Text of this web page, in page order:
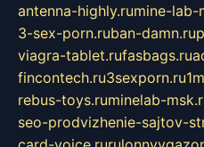
antenna-highly.rumine-lab-
3-sex-porn.ruban-damn.ru
viagra-tablet.rufasbags.ru
fincontech.ru3sexporn.ru
rebus-toys.ruminelab-
seo-prodvizhenie-sajtov-